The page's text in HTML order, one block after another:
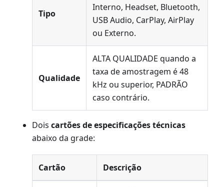
Tipo
Interno, Headset, Bluetooth,
USB Audio, CarPlay, AirPlay
ou Externo.
Qualidade
ALTA QUALIDADE quando a
taxa de amostragem é 48
kHz ou superior, PADRÃO
caso contrário.
Dois cartões de especificações técnicas
abaixo da grade:
Cartão Descrição